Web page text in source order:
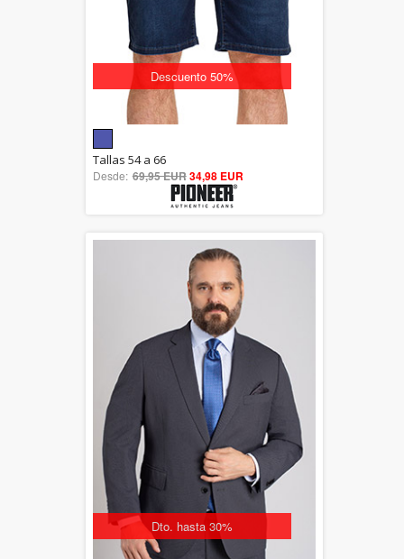
Descuento 50%
out of 5
Tallas 54 a 66
Desde: 69,95 EUR34,98 EUR
Dto. hasta 30%